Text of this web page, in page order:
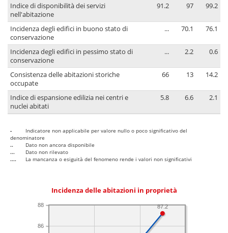
Indice di disponibilità dei servizi
nell'abitazione
91.2 97 99.2
Incidenza degli edifici in buono stato di
conservazione
... 70.1 76.1
Incidenza degli edifici in pessimo stato di
conservazione
... 2.2 0.6
Consistenza delle abitazioni storiche
occupate
66 13 14.2
Indice di espansione edilizia nei centri e
nuclei abitati
5.8 6.6 2.1
-
Indicatore non applicabile per valore nullo o poco significativo del
denominatore
..
Dato non ancora disponibile
...
Dato non rilevato
....
La mancanza o esiguità del fenomeno rende i valori non significativi
Incidenza delle abitazioni in proprietà
86
88 87.2